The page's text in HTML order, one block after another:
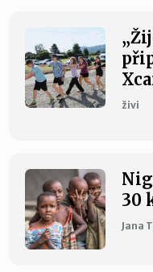
živi
30
Jana